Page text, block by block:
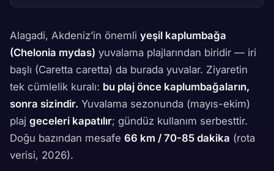
Alagadi, Akdeniz’in önemli yeşil kaplumbağa
(Chelonia mydas) yuvalama plajlarından biridir — iri
başlı (Caretta caretta) da burada yuvalar. Ziyaretin
tek cümlelik kuralı: bu plaj önce kaplumbağaların,
sonra sizindir. Yuvalama sezonunda (mayıs-ekim)
plaj geceleri kapatılır; gündüz kullanım serbesttir.
Doğu bazından mesafe 66 km / 70-85 dakika (rota
verisi, 2026).